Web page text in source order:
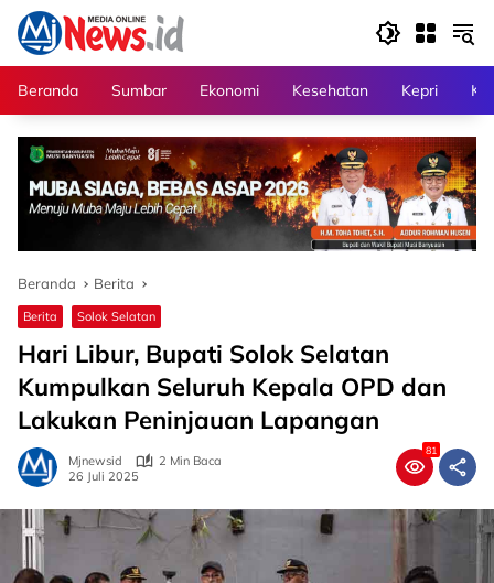
Langsung
konten
Beranda
Sumbar Ekonomi Kesehatan Kepri
Beranda Berita
Berita Solok Selatan
Hari Libur, Bupati Solok Selatan
Kumpulkan Seluruh Kepala OPD dan
Lakukan Peninjauan Lapangan
Mjnewsid
2 Min Baca
26 Juli 2025
81